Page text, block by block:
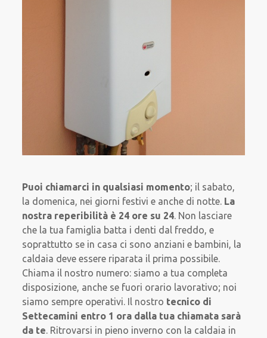
Puoi chiamarci in qualsiasi momento; il sabato,
la domenica, nei giorni festivi e anche di notte. La
nostra reperibilità è 24 ore su 24. Non lasciare
che la tua famiglia batta i denti dal freddo, e
soprattutto se in casa ci sono anziani e bambini, la
caldaia deve essere riparata il prima possibile.
Chiama il nostro numero: siamo a tua completa
disposizione, anche se fuori orario lavorativo; noi
siamo sempre operativi. Il nostro tecnico di
Settecamini entro 1 ora dalla tua chiamata sarà
da te. Ritrovarsi in pieno inverno con la caldaia in